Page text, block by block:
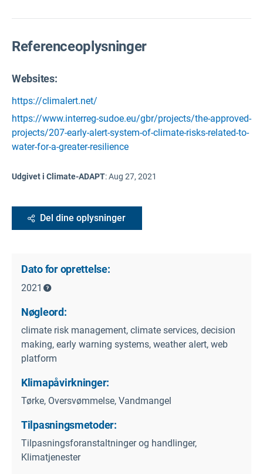
Referenceoplysninger
Websites:
https://climalert.net/
https://www.interreg-sudoe.eu/gbr/projects/the-approved-
projects/207-early-alert-system-of-climate-risks-related-to-
water-for-a-greater-resilience
Udgivet i Climate-ADAPT:Aug 27, 2021
Del dine oplysninger
Dato for oprettelse:
2021
Nøgleord:
climate risk management, climate services, decision
making, early warning systems, weather alert, web
platform
Klimapåvirkninger:
Tørke, Oversvømmelse, Vandmangel
Tilpasningsmetoder:
Tilpasningsforanstaltninger og handlinger,
Klimatjenester